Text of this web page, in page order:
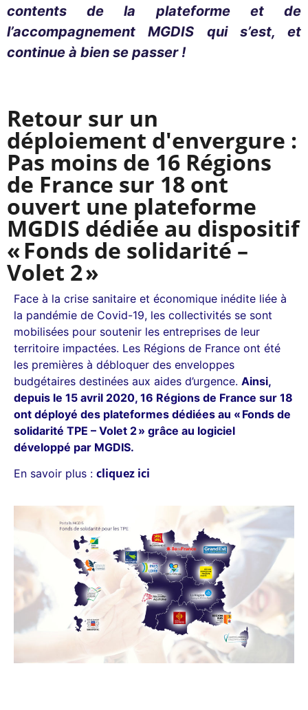
contents de la plateforme et de
l’accompagnement MGDIS qui s’est, et
continue à bien se passer !
Retour sur un
déploiement d'envergure :
Pas moins de 16 Régions
de France sur 18 ont
ouvert une plateforme
MGDIS dédiée au dispositif
« Fonds de solidarité –
Volet 2 »
Face à la crise sanitaire et économique inédite liée à
la pandémie de Covid-19, les collectivités se sont
mobilisées pour soutenir les entreprises de leur
territoire impactées. Les Régions de France ont été
les premières à débloquer des enveloppes
budgétaires destinées aux aides d’urgence. Ainsi,
depuis le 15 avril 2020, 16 Régions de France sur 18
ont déployé des plateformes dédiées au « Fonds de
solidarité TPE – Volet 2 » grâce au logiciel
développé par MGDIS.
En savoir plus : cliquez ici